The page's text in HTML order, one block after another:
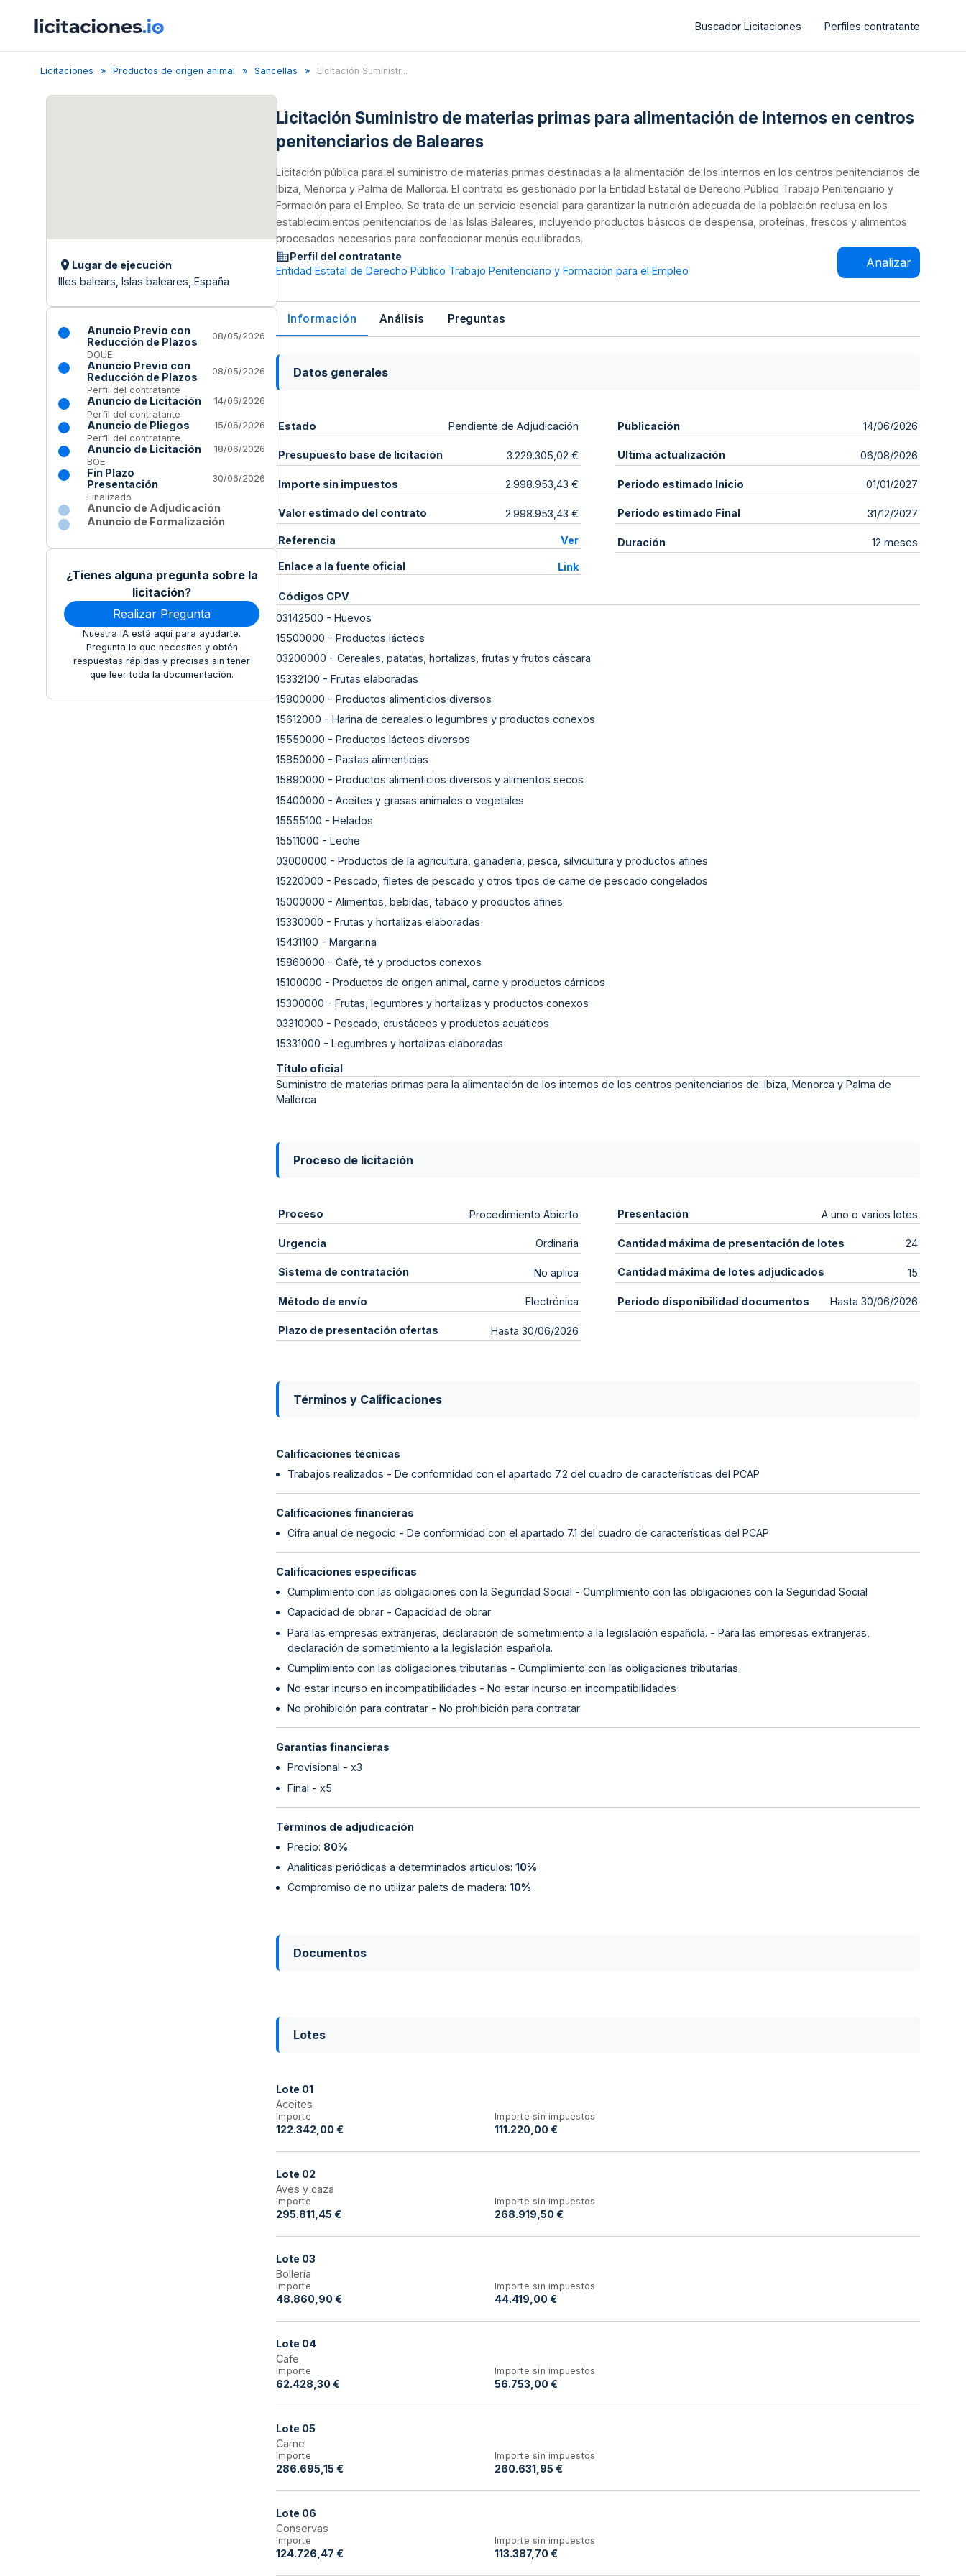
Buscador Licitaciones Perfiles contratante
Licitaciones Productos de origen animal Sancellas Licitación Suministr...
Lugar de ejecución
Illes balears, Islas baleares, España
Anuncio Previo con
Reducción de Plazos
08/05/2026
DOUE
Anuncio Previo con
Reducción de Plazos
08/05/2026
Perfil del contratante
Anuncio de Licitación
14/06/2026
Perfil del contratante
Anuncio de Pliegos
15/06/2026
Perfil del contratante
Anuncio de Licitación
18/06/2026
BOE
Fin Plazo
Presentación
30/06/2026
Finalizado
Anuncio de Adjudicación
Anuncio de Formalización
¿Tienes alguna pregunta sobre la
licitación?
Realizar Pregunta
Nuestra IA está aquí para ayudarte.
Pregunta lo que necesites y obtén
respuestas rápidas y precisas sin tener
que leer toda la documentación.
Licitación Suministro de materias primas para alimentación de internos en centros
penitenciarios de Baleares
Licitación pública para el suministro de materias primas destinadas a la alimentación de los internos en los centros penitenciarios de
Ibiza, Menorca y Palma de Mallorca. El contrato es gestionado por la Entidad Estatal de Derecho Público Trabajo Penitenciario y
Formación para el Empleo. Se trata de un servicio esencial para garantizar la nutrición adecuada de la población reclusa en los
establecimientos penitenciarios de las Islas Baleares, incluyendo productos básicos de despensa, proteínas, frescos y alimentos
procesados necesarios para confeccionar menús equilibrados.
Perfil del contratante
Entidad Estatal de Derecho Público Trabajo Penitenciario y Formación para el Empleo
Analizar
Información Análisis Preguntas
Datos generales
Estado Pendiente de Adjudicación
Presupuesto base de licitación 3.229.305,02 €
Importe sin impuestos 2.998.953,43 €
Valor estimado del contrato 2.998.953,43 €
Referencia Ver
Enlace a la fuente oficial Link
Publicación 14/06/2026
Ultima actualización 06/08/2026
Periodo estimado Inicio 01/01/2027
Periodo estimado Final 31/12/2027
Duración 12 meses
Códigos CPV
03142500 - Huevos
15500000 - Productos lácteos
03200000 - Cereales, patatas, hortalizas, frutas y frutos cáscara
15332100 - Frutas elaboradas
15800000 - Productos alimenticios diversos
15612000 - Harina de cereales o legumbres y productos conexos
15550000 - Productos lácteos diversos
15850000 - Pastas alimenticias
15890000 - Productos alimenticios diversos y alimentos secos
15400000 - Aceites y grasas animales o vegetales
15555100 - Helados
15511000 - Leche
03000000 - Productos de la agricultura, ganadería, pesca, silvicultura y productos afines
15220000 - Pescado, filetes de pescado y otros tipos de carne de pescado congelados
15000000 - Alimentos, bebidas, tabaco y productos afines
15330000 - Frutas y hortalizas elaboradas
15431100 - Margarina
15860000 - Café, té y productos conexos
15100000 - Productos de origen animal, carne y productos cárnicos
15300000 - Frutas, legumbres y hortalizas y productos conexos
03310000 - Pescado, crustáceos y productos acuáticos
15331000 - Legumbres y hortalizas elaboradas
Título oficial
Suministro de materias primas para la alimentación de los internos de los centros penitenciarios de: Ibiza, Menorca y Palma de
Mallorca
Proceso de licitación
Proceso Procedimiento Abierto
Urgencia Ordinaria
Sistema de contratación No aplica
Método de envío Electrónica
Plazo de presentación ofertas Hasta 30/06/2026
Presentación A uno o varios lotes
Cantidad máxima de presentación de lotes 24
Cantidad máxima de lotes adjudicados 15
Período disponibilidad documentos Hasta 30/06/2026
Términos y Calificaciones
Calificaciones técnicas
Trabajos realizados - De conformidad con el apartado 7.2 del cuadro de características del PCAP
Calificaciones financieras
Cifra anual de negocio - De conformidad con el apartado 7.1 del cuadro de características del PCAP
Calificaciones específicas
Cumplimiento con las obligaciones con la Seguridad Social - Cumplimiento con las obligaciones con la Seguridad Social
Capacidad de obrar - Capacidad de obrar
Para las empresas extranjeras, declaración de sometimiento a la legislación española. - Para las empresas extranjeras,
declaración de sometimiento a la legislación española.
Cumplimiento con las obligaciones tributarias - Cumplimiento con las obligaciones tributarias
No estar incurso en incompatibilidades - No estar incurso en incompatibilidades
No prohibición para contratar - No prohibición para contratar
Garantías financieras
Provisional - x3
Final - x5
Términos de adjudicación
Precio: 80%
Analiticas periódicas a determinados artículos: 10%
Compromiso de no utilizar palets de madera: 10%
Documentos
Lotes
Lote 01
Aceites
Importe
122.342,00 €
Importe sin impuestos
111.220,00 €
Lote 02
Aves y caza
Importe
295.811,45 €
Importe sin impuestos
268.919,50 €
Lote 03
Bollería
Importe
48.860,90 €
Importe sin impuestos
44.419,00 €
Lote 04
Cafe
Importe
62.428,30 €
Importe sin impuestos
56.753,00 €
Lote 05
Carne
Importe
286.695,15 €
Importe sin impuestos
260.631,95 €
Lote 06
Conservas
Importe
124.726,47 €
Importe sin impuestos
113.387,70 €